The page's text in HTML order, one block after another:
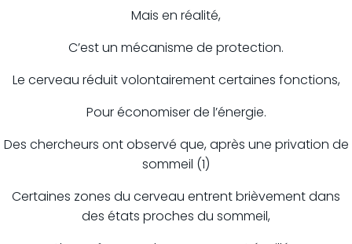
Mais en réalité,
C’est un mécanisme de protection.
Le cerveau réduit volontairement certaines fonctions,
Pour économiser de l’énergie.
Des chercheurs ont observé que, après une privation de
sommeil (1)
Certaines zones du cerveau entrent brièvement dans
des états proches du sommeil,